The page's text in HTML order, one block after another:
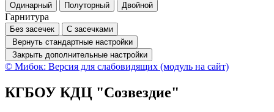
Одинарный Полуторный Двойной
Гарнитура
Без засечек
С засечками
Вернуть стандартные настройки
Закрыть дополнительные настройки
© Мибок: Версия для слабовидящих (модуль на сайт)
КГБОУ КДЦ "Созвездие"